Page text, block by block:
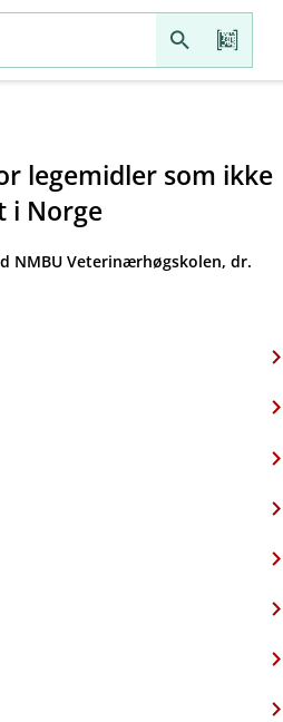
legemidler som ikke
i Norge
NMBU Veterinærhøgskolen, dr.